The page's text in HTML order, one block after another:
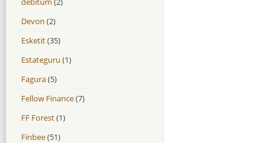
Devon (2)
Esketit(35)
Estateguru (1)
Fagura(5)
Fellow Finance(7)
FF Forest(1)
Finbee(51)